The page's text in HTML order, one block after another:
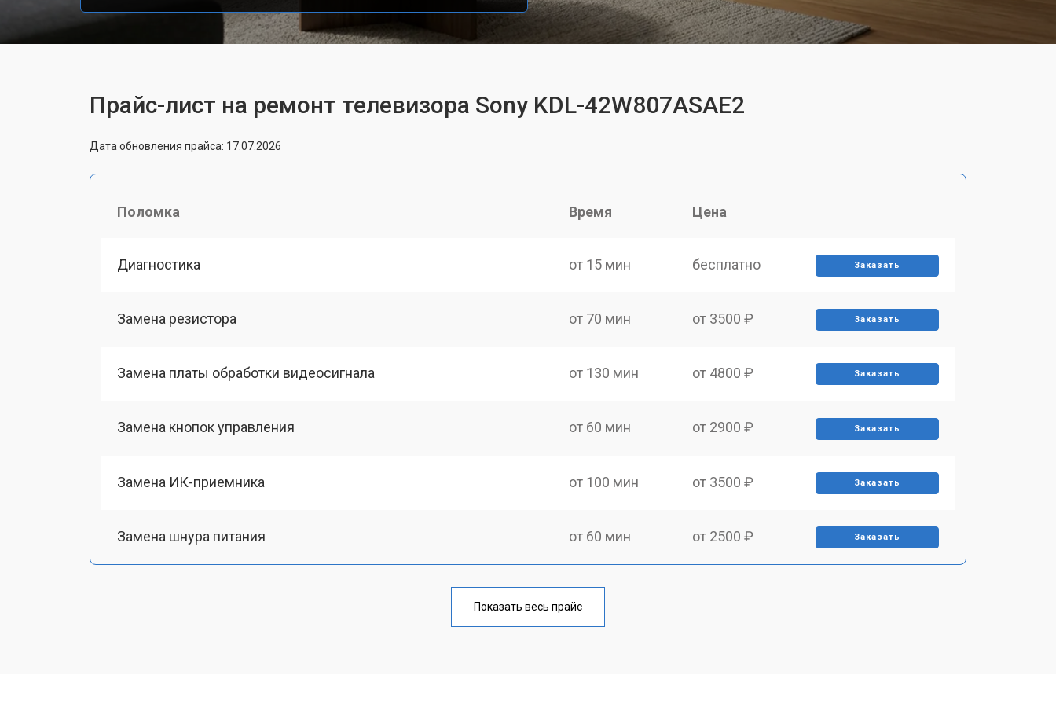
Прайс-лист на ремонт телевизора Sony KDL-42W807ASAE2
Дата обновления прайса: 17.07.2026
Поломка Время Цена
Диагностика от 15 мин бесплатно Заказать
Замена резистора от 70 мин от 3500 ₽ Заказать
Замена платы обработки видеосигнала от 130 мин от 4800 ₽ Заказать
Замена кнопок управления от 60 мин от 2900 ₽ Заказать
Замена ИК-приемника от 100 мин от 3500 ₽ Заказать
Замена шнура питания от 60 мин от 2500 ₽ Заказать
от 90 мин
Показать весь прайс